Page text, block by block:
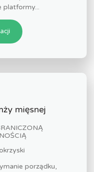
platformy...
mięsnej
porządku,